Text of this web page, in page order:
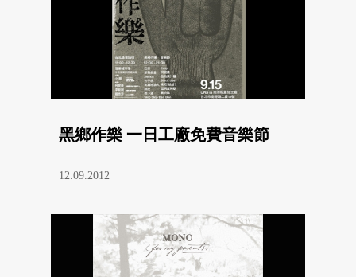
黑鄉作樂 一日工廠免費音樂節
12.09.2012